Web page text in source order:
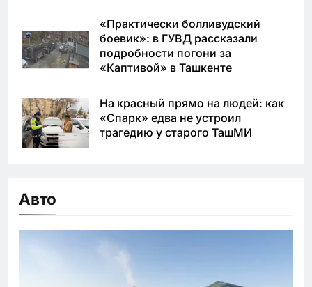
«Практически болливудский
боевик»: в ГУВД рассказали
подробности погони за
«Каптивой» в Ташкенте
На красный прямо на людей: как
«Спарк» едва не устроил
трагедию у старого ТашМИ
Авто